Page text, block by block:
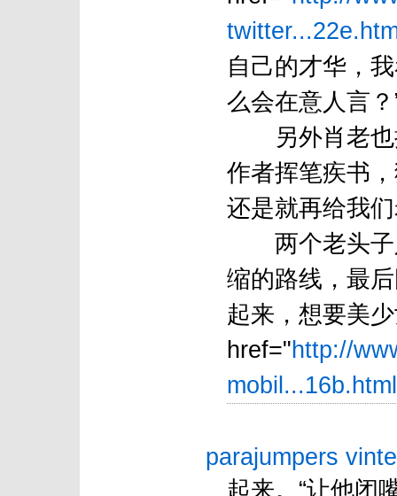
自己的才华，
么会在意人言？
另外肖老也
作者挥笔疾书
还是就再给我
两个老头子
缩的路线，最
起来，想要美
href="http://
parajumpers
起来。“让他闭